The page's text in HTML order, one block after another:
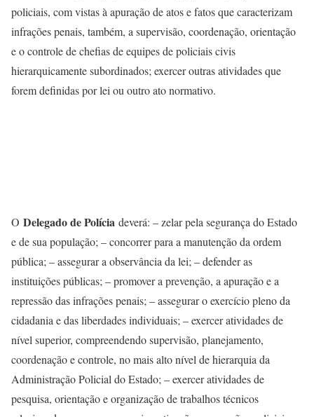
policiais, com vistas à apuração de atos e fatos que caracterizam
infrações penais, também, a supervisão, coordenação, orientação
e o controle de chefias de equipes de policiais civis
hierarquicamente subordinados; exercer outras atividades que
forem definidas por lei ou outro ato normativo.
O Delegado de Polícia deverá: – zelar pela segurança do Estado
e de sua população; – concorrer para a manutenção da ordem
pública; – assegurar a observância da lei; – defender as
instituições públicas; – promover a prevenção, a apuração e a
repressão das infrações penais; – assegurar o exercício pleno da
cidadania e das liberdades individuais; – exercer atividades de
nível superior, compreendendo supervisão, planejamento,
coordenação e controle, no mais alto nível de hierarquia da
Administração Policial do Estado; – exercer atividades de
pesquisa, orientação e organização de trabalhos técnicos